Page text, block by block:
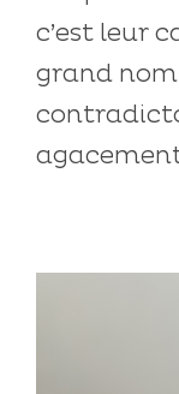
c’est leur
grand